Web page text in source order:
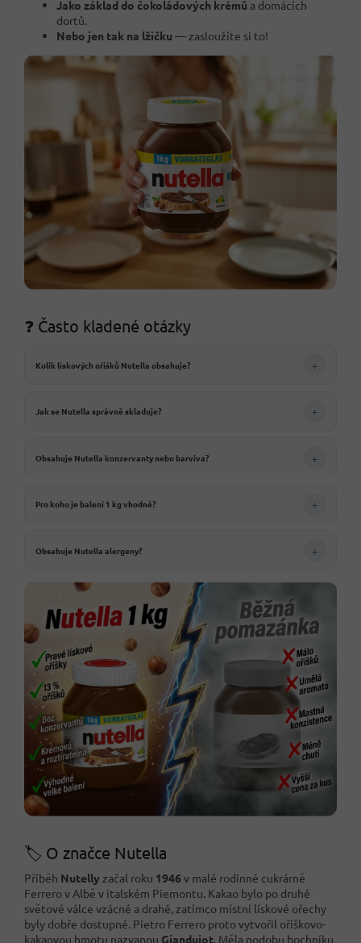
Jako základ do čokoládových krémů a domácích
dortů.
Nebo jen tak na lžičku — zasloužíte si to!
❓ Často kladené otázky
Kolik lískových oříšků Nutella obsahuje? +
Jak se Nutella správně skladuje? +
Obsahuje Nutella konzervanty nebo barviva? +
Pro koho je balení 1 kg vhodné? +
Obsahuje Nutella alergeny? +
🏷️ O značce Nutella
Příběh Nutelly začal roku 1946v malé rodinné cukrárně
Ferrero v Albě v italském Piemontu. Kakao bylo po druhé
světové válce vzácné a drahé, zatímco místní lískové ořechy
byly dobře dostupné. Pietro Ferrero proto vytvořil oříškovo-
kakaovou hmotu nazvanou Giandujot. Měla podobu bochníku